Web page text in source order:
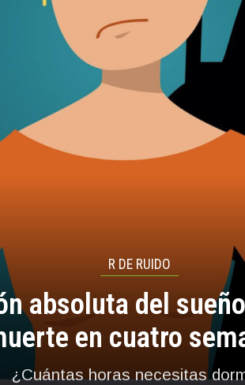
R DE RUIDO
absoluta del
en cuatro
¿Cuántas horas necesitas